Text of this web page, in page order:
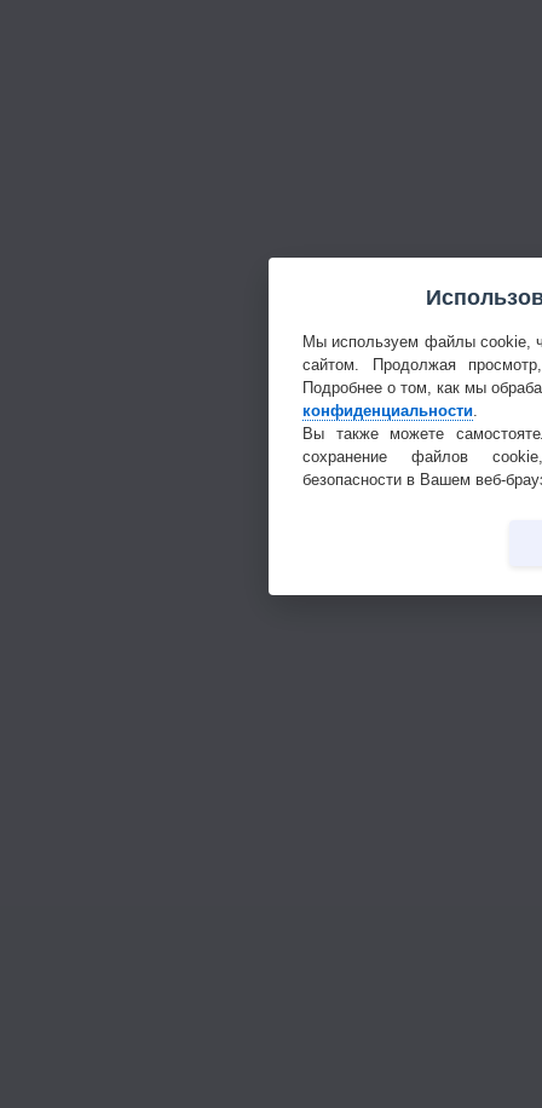
Мы используем файлы cookie,
сайтом. Продолжая
Подробнее о том, как мы
конфиденциальности
Вы также можете
сохранение файлов
безопасности в Вашем веб-